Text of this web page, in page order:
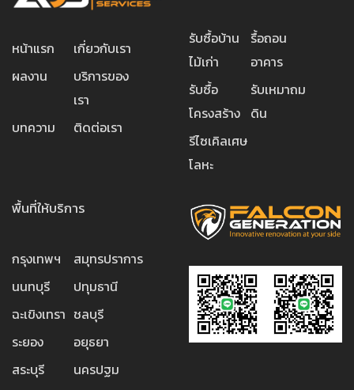
หน้าแรก
เกี่ยวกับเรา
ผลงาน
บริการของ
เรา
บทความ
ติดต่อเรา
รับซื้อบ้าน
ไม้เก่า
รื้อถอน
อาคาร
รับซื้อ
โครงสร้าง
รับเหมาถม
ดิน
รีไซเคิลเศษ
โลหะ
พื้นที่ให้บริการ
กรุงเทพฯ
สมุทรปราการ
นนทบุรี
ปทุมธานี
ฉะเขิงเทรา ชลบุรี
ระยอง
อยุธยา
สระบุรี
นครปฐม